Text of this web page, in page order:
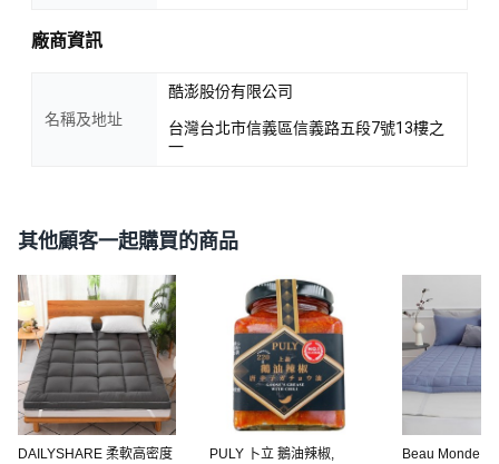
廠商資訊
名稱及地址
酷澎股份有限公司
台灣台北市信義區信義路五段7號13樓之
一
其他顧客一起購買的商品
DAILYSHARE 柔軟高密度
PULY 卜立 鵝油辣椒,
Beau Monde